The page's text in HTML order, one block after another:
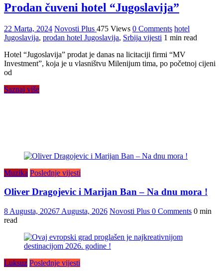
Prodan čuveni hotel “Jugoslavija”
22 Marta, 2024 Novosti Plus 475 Views 0 Comments hotel
Jugoslavija, prodan hotel Jugoslavija, Srbija vijesti 1 min read
Hotel “Jugoslavija” prodat je danas na licitaciji firmi “MV
Investment”, koja je u vlasništvu Milenijum tima, po početnoj cijeni
od
Saznaj više
Muzika Poslednje vijesti
Oliver Dragojevic i Marijan Ban – Na dnu mora !
8 Augusta, 20267 Augusta, 2026 Novosti Plus 0 Comments 0 min
read
Luksuz Poslednje vijesti